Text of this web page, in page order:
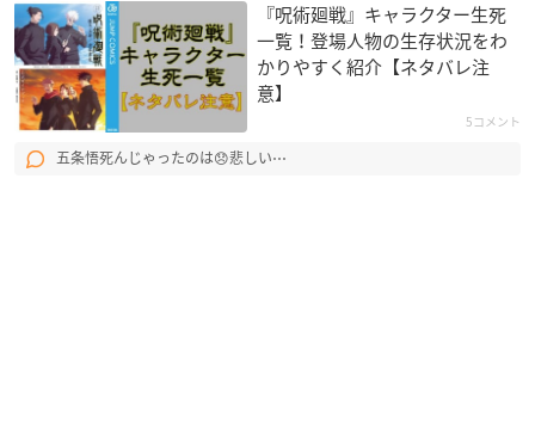
『呪術廻戦』キャラクター生死
一覧！登場人物の生存状況をわ
かりやすく紹介【ネタバレ注
意】
5コメント
五条悟死んじゃったのは😞悲しい⋯